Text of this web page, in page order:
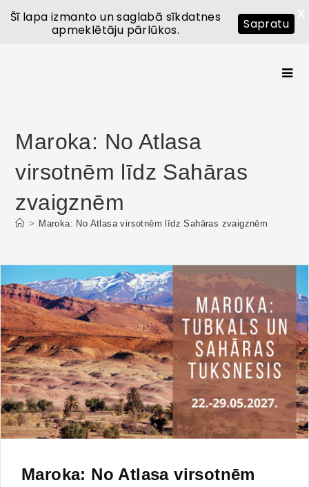
Maroka: No Atlasa
virsotnēm līdz Sahāras
zvaigznēm
> Maroka: No Atlasa virsotnēm līdz Sahāras zvaigznēm
Maroka: No Atlasa virsotnēm
Šī lapa izmanto un saglabā sīkdatnes
apmeklētāju pārlūkos.
Sapratu